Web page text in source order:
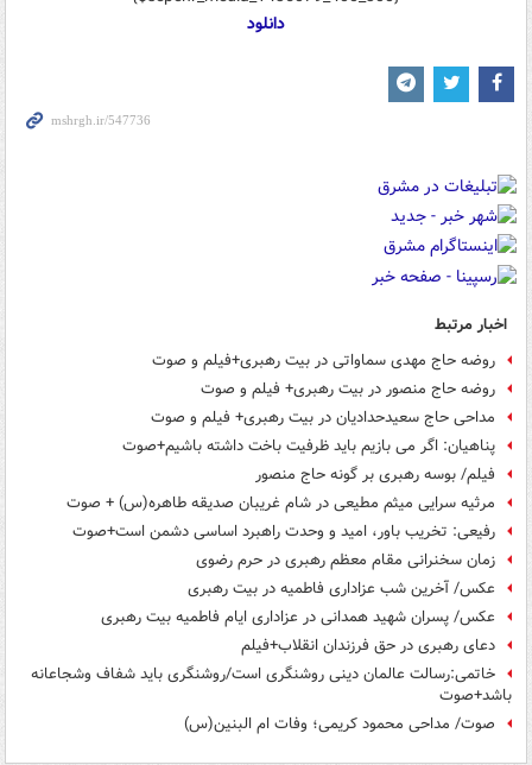
دانلود
اخبار مرتبط
روضه حاج مهدی سماواتی در بیت رهبری+فیلم و صوت
روضه حاج منصور در بیت رهبری+ فیلم و صوت
مداحی حاج سعیدحدادیان در بیت رهبری+ فیلم و صوت
پناهیان: اگر می بازیم باید ظرفیت باخت داشته باشیم+صوت
فیلم/ بوسه رهبری بر گونه حاج منصور
مرثیه سرایی میثم مطیعی در شام غریبان صدیقه طاهره(س) + صوت
رفیعی: تخریب باور، امید و وحدت راهبرد اساسی دشمن است+صوت
زمان سخنرانی مقام معظم رهبری در حرم رضوی
عکس/ آخرین شب عزاداری فاطمیه در بیت رهبری
عکس/ پسران شهید همدانی در عزاداری ایام فاطمیه بیت رهبری
دعای رهبری در حق فرزندان انقلاب+فیلم
خاتمی:رسالت عالمان دینی روشنگری است/روشنگری باید شفاف وشجاعانه
باشد+صوت
صوت/ مداحی محمود کریمی؛ وفات ام البنین(س)